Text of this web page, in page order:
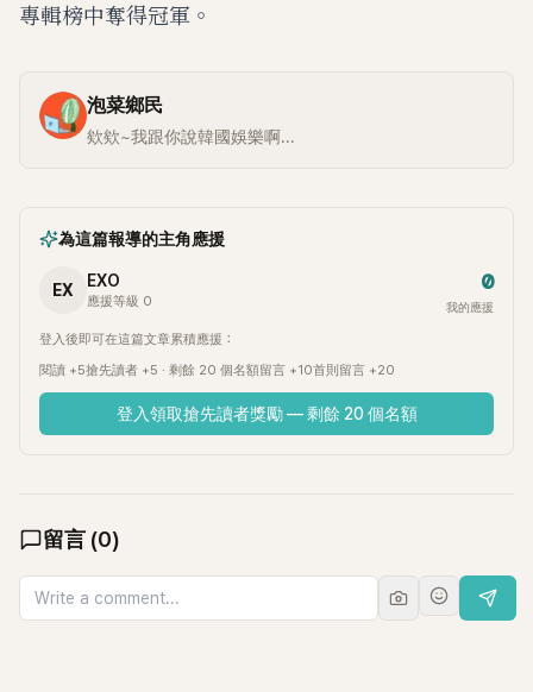
專輯榜中奪得冠軍。
泡菜鄉民
欸欸~我跟你說韓國娛樂啊...
為這篇報導的主角應援
EX EXO
應援等級 0
0
我的應援
登入後即可在這篇文章累積應援：
閱讀 +5搶先讀者 +5 · 剩餘 20 個名額留言 +10首則留言 +20
登入領取搶先讀者獎勵 — 剩餘 20 個名額
留言 (0)